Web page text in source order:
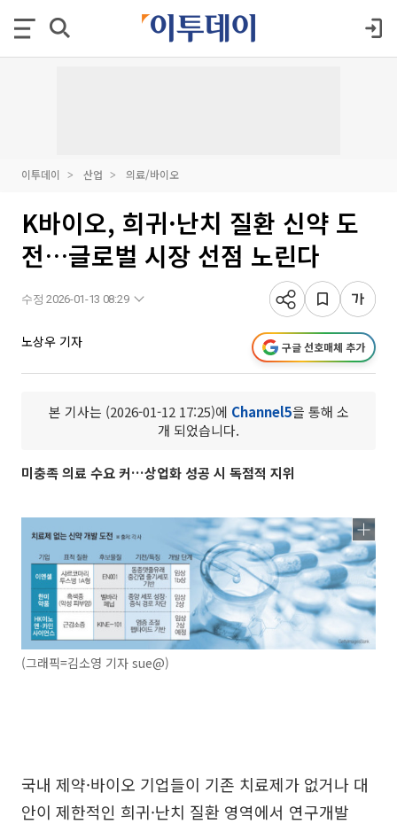
이투데이 산업 의료/바이오
K바이오, 희귀·난치 질환 신약 도
전…글로벌 시장 선점 노린다
수정 2026-01-13 08:29
노상우 기자 구글 선호매체 추가
본 기사는 (2026-01-12 17:25)에 Channel5을 통해 소
개 되었습니다.
미충족 의료 수요 커…상업화 성공 시 독점적 지위
(그래픽=김소영 기자 sue@)
국내 제약·바이오 기업들이 기존 치료제가 없거나 대
안이 제한적인 희귀·난치 질환 영역에서 연구개발